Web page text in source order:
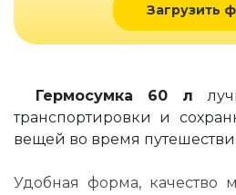
Загрузить
Гермосумка 60 л
транспортировки и
вещей во время
Удобная форма, качество